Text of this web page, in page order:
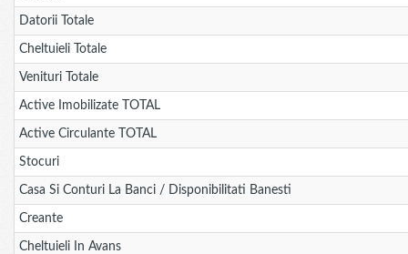
Datorii Totale
Cheltuieli Totale
Venituri Totale
Active Imobilizate TOTAL
Active Circulante TOTAL
Stocuri
Casa Si Conturi La Banci / Disponibilitati Banesti
Creante
Cheltuieli In Avans